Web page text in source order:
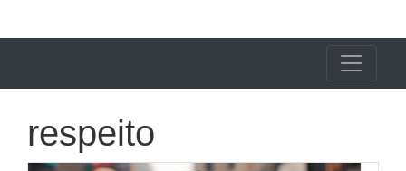
respeito